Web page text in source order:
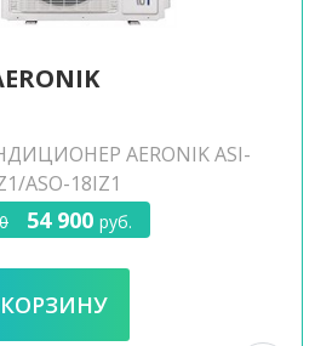
AERONIK ASI-
ASO-18IZ1
54 900 руб.